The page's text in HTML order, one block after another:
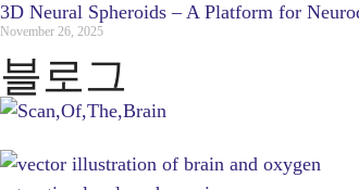
3D Neural Spheroids – A Platform for
November 26, 2025
블로그